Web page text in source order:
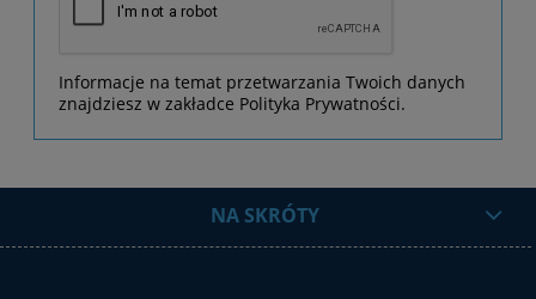
Informacje na temat przetwarzania Twoich danych
znajdziesz w zakładce Polityka Prywatności.
NA SKRÓTY